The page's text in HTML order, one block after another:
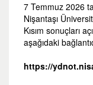
7 Temmuz 2026
Nişantaşı
Kısım sonuçları
aşağıdaki
https://